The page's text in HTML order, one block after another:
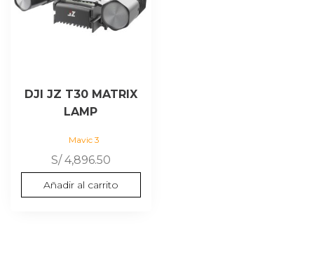
DJI JZ T30 MATRIX
LAMP
Mavic 3
S/4,896.50
Añadir al carrito